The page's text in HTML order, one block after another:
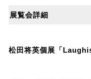
展覧会詳細
松田将英個展「